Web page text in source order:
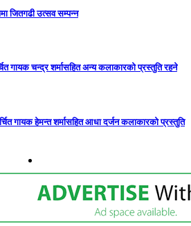
जितगढी उत्सव सम्पन्न
गायक चन्द्र शर्मासहित अन्य कलाकारको प्रस्तुति रहने
गायक हेमन्त शर्मासहित आधा दर्जन कलाकारको प्रस्तुति